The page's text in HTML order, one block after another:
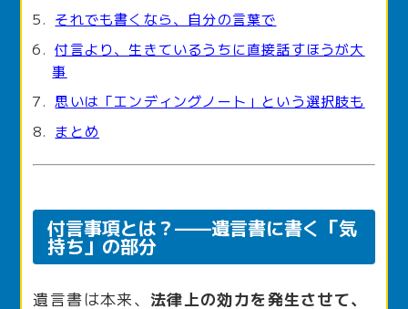
それでも書くなら、自分の言葉で
付言より、生きているうちに直接話すほうが大
事
思いは「エンディングノート」という選択肢も
まとめ
付言事項とは？——遺言書に書く「気
持ち」の部分
遺言書は本来、法律上の効力を発生させて、